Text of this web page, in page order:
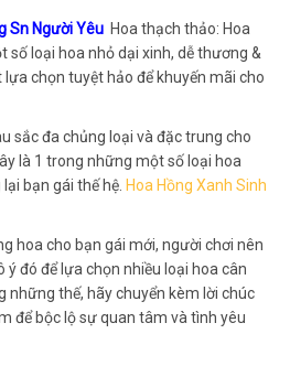
Sn Người Yêu Hoa thạch thảo: Hoa
loại hoa nhỏ dại xinh, dễ thương &
chọn tuyệt hảo để khuyến mãi cho
sắc đa chủng loại và đặc trung cho
là 1 trong những một số loại hoa
bạn gái thế hệ. Hoa Hồng Xanh Sinh
hoa cho bạn gái mới, người chơi nên
đó để lựa chọn nhiều loại hoa cân
những thế, hãy chuyển kèm lời chúc
để bộc lộ sự quan tâm và tình yêu